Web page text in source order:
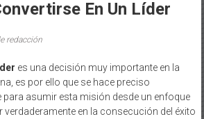
En Un Líder
redacción
es una decisión muy importante en la
es por ello que se hace preciso
para asumir esta misión desde un enfoque
verdaderamente en la consecución del éxito